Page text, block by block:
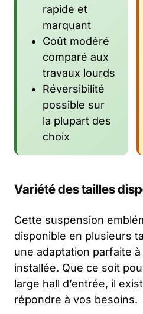
rapide et
marquant
Coût modéré
comparé aux
travaux lourds
Réversibilité
possible sur
la plupart des
choix
Variété des tailles
Cette suspension
disponible en plusieurs
une adaptation parfaite à
installée. Que ce soit
large hall d’entrée, il
répondre à vos besoins.